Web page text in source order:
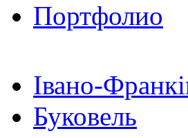
Портфолио
Івано-
Буковель